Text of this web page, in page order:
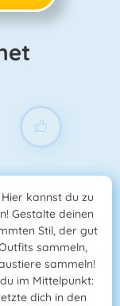
kannst du zu
Gestalte deinen
Stil, der gut
sammeln,
sammeln!
im Mittelpunkt:
dich in den